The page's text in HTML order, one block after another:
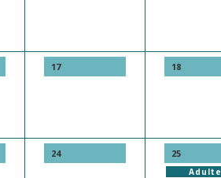
17 18
24 25
Adulte